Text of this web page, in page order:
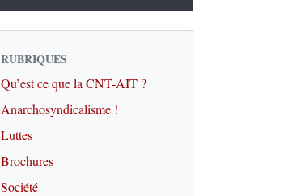
RUBRIQUES
Qu’est ce que la CNT-AIT ?
Anarchosyndicalisme !
Luttes
Brochures
Société